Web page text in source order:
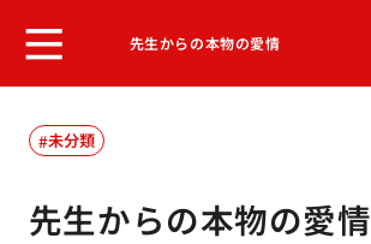
先生からの本物の愛情
未分類
先生からの本物の愛情